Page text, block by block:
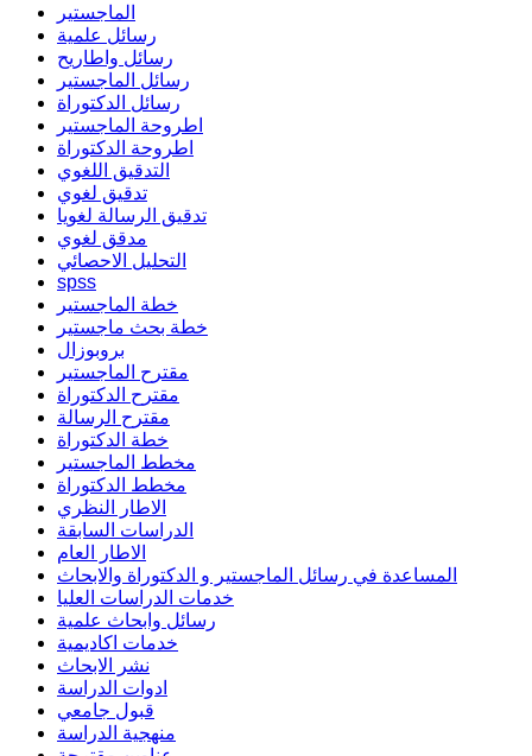
الماجستير
رسائل علمية
رسائل واطاريح
رسائل الماجستير
رسائل الدكتوراة
اطروحة الماجستير
اطروحة الدكتوراة
التدقيق اللغوي
تدقيق لغوي
تدقيق الرسالة لغويا
مدقق لغوي
التحليل الاحصائي
spss
خطة الماجستير
خطة بحث ماجستير
بروبوزال
مقترح الماجستير
مقترح الدكتوراة
مقترح الرسالة
خطة الدكتوراة
مخطط الماجستير
مخطط الدكتوراة
الاطار النظري
الدراسات السابقة
الاطار العام
المساعدة في رسائل الماجستير و الدكتوراة والابحاث
خدمات الدراسات العليا
رسائل وابحاث علمية
خدمات اكاديمية
نشر الابحاث
ادوات الدراسة
قبول جامعي
منهجية الدراسة